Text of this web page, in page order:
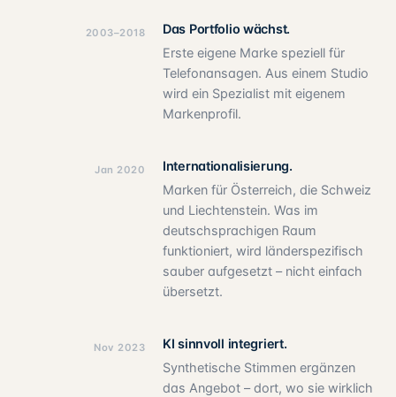
2003–2018
Das Portfolio wächst.
Erste eigene Marke speziell für
Telefonansagen. Aus einem Studio
wird ein Spezialist mit eigenem
Markenprofil.
Jan 2020
Internationalisierung.
Marken für Österreich, die Schweiz
und Liechtenstein. Was im
deutschsprachigen Raum
funktioniert, wird länderspezifisch
sauber aufgesetzt – nicht einfach
übersetzt.
Nov 2023
KI sinnvoll integriert.
Synthetische Stimmen ergänzen
das Angebot – dort, wo sie wirklich